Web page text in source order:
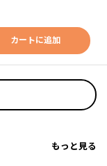
カートに追加
もっと見る